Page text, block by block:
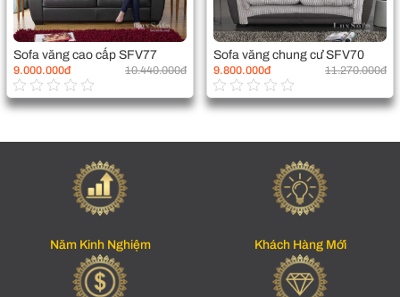
Sofa văng cao cấp SFV77
9.000.000đ 10.440.000đ
Sofa văng chung cư SFV70
9.800.000đ 11.270.000đ
Năm Kinh Nghiệm Khách Hàng Mới